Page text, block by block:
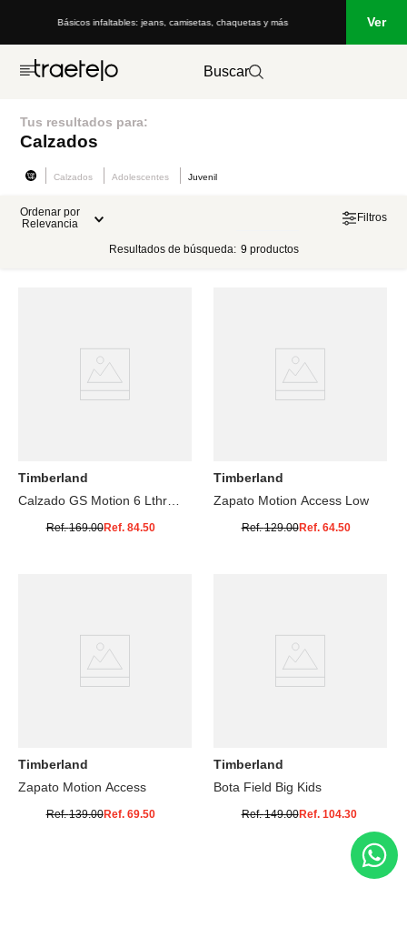
Básicos infaltables: jeans, camisetas, chaquetas y más Ver
Buscar
Tus resultados para:
Calzados
Calzados Adolescentes Juvenil
Ordenar por
Relevancia
Filtros
Resultados de búsqueda: 9 productos
Timberland
Calzado GS Motion 6 Lthr
Ref.169.00Ref. 84.50
Timberland
Zapato Motion Access Low
Ref.129.00Ref. 64.50
Timberland
Zapato Motion Access
Ref.139.00Ref. 69.50
Timberland
Bota Field Big Kids
Ref.149.00Ref. 104.30